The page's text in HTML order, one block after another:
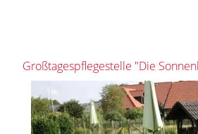
Großtagespflegestelle "Die